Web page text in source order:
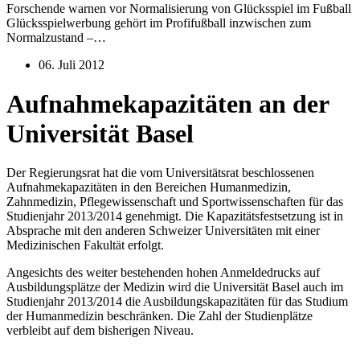
Forschende warnen vor Normalisierung von Glücksspiel im Fußball
Glücksspielwerbung gehört im Profifußball inzwischen zum
Normalzustand –…
06. Juli 2012
Aufnahmekapazitäten an der
Universität Basel
Der Regierungsrat hat die vom Universitätsrat beschlossenen
Aufnahmekapazitäten in den Bereichen Humanmedizin,
Zahnmedizin, Pflegewissenschaft und Sportwissenschaften für das
Studienjahr 2013/2014 genehmigt. Die Kapazitätsfestsetzung ist in
Absprache mit den anderen Schweizer Universitäten mit einer
Medizinischen Fakultät erfolgt.
Angesichts des weiter bestehenden hohen Anmeldedrucks auf
Ausbildungsplätze der Medizin wird die Universität Basel auch im
Studienjahr 2013/2014 die Ausbildungskapazitäten für das Studium
der Humanmedizin beschränken. Die Zahl der Studienplätze
verbleibt auf dem bisherigen Niveau.